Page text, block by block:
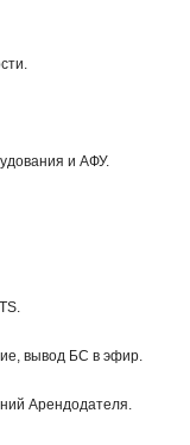
и АФУ.
вывод БС в эфир.
Арендодателя.